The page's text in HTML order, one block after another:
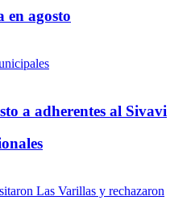
en agosto
a adherentes al Sivavi